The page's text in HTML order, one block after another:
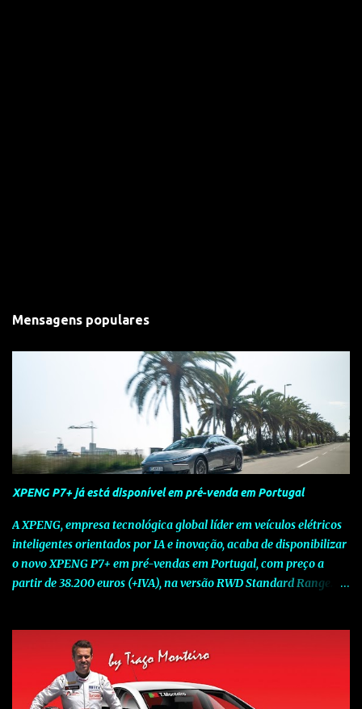
Mensagens populares
XPENG P7+ já está disponível em pré-venda em Portugal
A XPENG, empresa tecnológica global líder em veículos elétricos
inteligentes orientados por IA e inovação, acaba de disponibilizar
o novo XPENG P7+ em pré-vendas em Portugal, com preço a
partir de 38.200 euros (+IVA), na versão RWD Standard Range.
num momento decisivo, em que a indústria automóvel evolui da
mobilidade baseada na potência para a mobilidade baseada na
inteligência. Concebido como um fastback preparado para o
futuro e otimizado por Inteligência Artificial (IA), o novo XPENG